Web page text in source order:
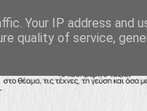
Your IP address and
quality of service,